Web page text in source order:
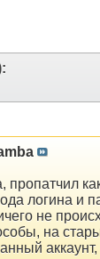
пропатчил
логина и
не
на